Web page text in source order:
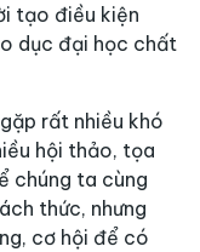
tạo điều kiện
dục đại học chất
rất nhiều khó
hội thảo, tọa
chúng ta cùng
thức, nhưng
cơ hội để có